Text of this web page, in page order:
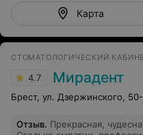
Карта
СТОМАТОЛОГИЧЕСКИЙ
4.7 Мирадент
Брест, ул. Дзержинского,
Отзыв. Прекрасная,